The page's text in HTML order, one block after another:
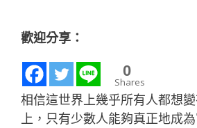
歡迎分享：
0
Shares
相信這世界上幾乎所有人都想
上，只有少數人能夠真正地成